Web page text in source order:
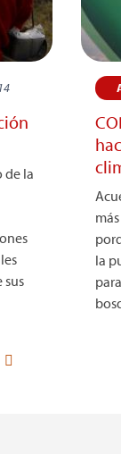
de la
sus
la
Última